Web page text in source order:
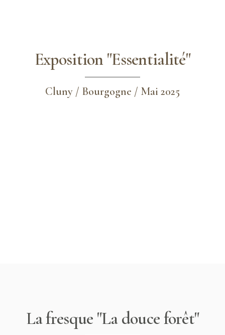
Exposition "Essentialité"
Cluny / Bourgogne / Mai 2025
La fresque "La douce forêt"